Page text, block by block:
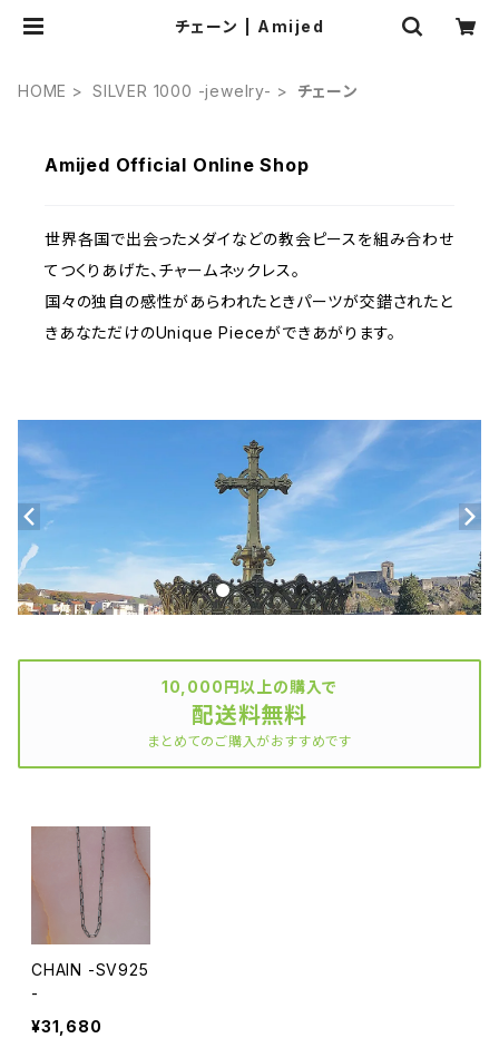
チェーン | Amijed
HOME SILVER 1000 -jewelry- チェーン
Amijed Official Online Shop
世界各国で出会ったメダイなどの教会ピースを組み合わせ
てつくりあげた、チャームネックレス。
国々の独自の感性があらわれたときパーツが交錯されたと
きあなただけのUnique Pieceができあがります。
10,000円以上の購入で
配送料無料
まとめてのご購入がおすすめです
CHAIN -SV925
-
¥31,680